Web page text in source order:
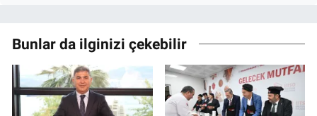
Bunlar da ilginizi çekebilir